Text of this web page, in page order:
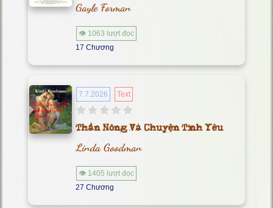
Gayle Forman
👁 1063 lượt đọc
17 Chương
7.7.2026 Text
Thần Nông Và Chuyện Tình Yêu
Linda Goodman
👁 1405 lượt đọc
27 Chương